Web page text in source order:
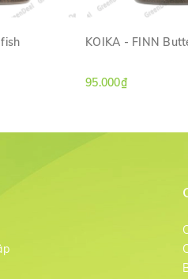
KOIKA - FINN
95.000₫